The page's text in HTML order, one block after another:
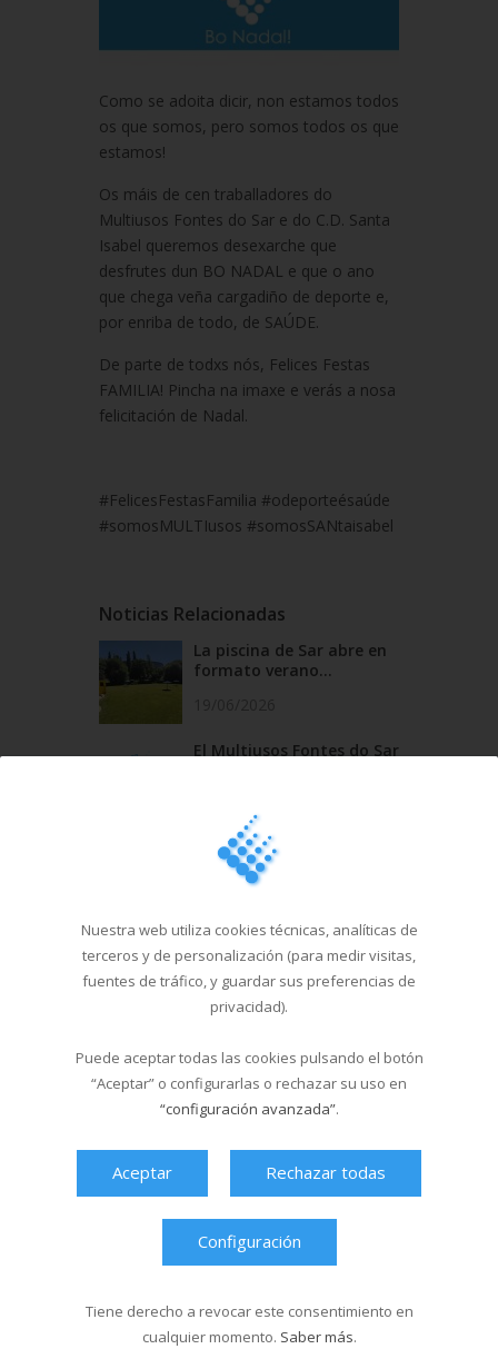
Como se adoita dicir, non estamos todos
os que somos, pero somos todos os que
estamos!
Os máis de cen traballadores do
Multiusos Fontes do Sar e do C.D. Santa
Isabel queremos desexarche que
desfrutes dun BO NADAL e que o ano
que chega veña cargadiño de deporte e,
por enriba de todo, de SAÚDE.
De parte de todxs nós, Felices Festas
FAMILIA! Pincha na imaxe e verás a nosa
felicitación de Nadal.
#FelicesFestasFamilia #odeporteésaúde
#somosMULTIusos #somosSANtaisabel
Noticias Relacionadas
La piscina de Sar abre en
formato verano...
El Multiusos Fontes do Sar
Campus Sar verano 2026
29/04/2026
Cursos de natación en
Santa Isabel del 1...
18/03/2026
Última hora
Nuestra web utiliza cookies técnicas, analíticas de
terceros y de personalización (para medir visitas,
fuentes de tráfico, y guardar sus preferencias de
privacidad).
Puede aceptar todas las cookies pulsando el botón
“Aceptar” o configurarlas o rechazar su uso en
“configuración avanzada”.
Aceptar Rechazar todas
Configuración
Tiene derecho a revocar este consentimiento en
cualquier momento. Saber más.